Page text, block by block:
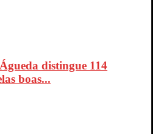
distingue 114
boas...